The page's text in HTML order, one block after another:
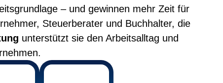
– und gewinnen mehr Zeit für
Steuerberater und Buchhalter, die
unterstützt sie den Arbeitsalltag und